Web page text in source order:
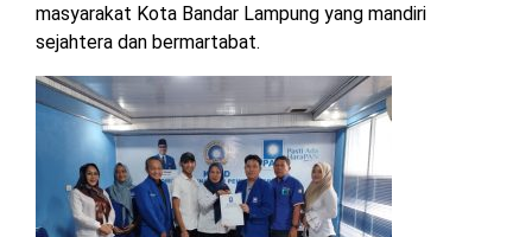
masyarakat Kota Bandar Lampung yang mandiri
sejahtera dan bermartabat.